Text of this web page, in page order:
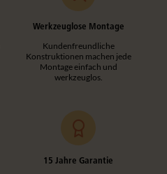
Werkzeuglose Montage
Kundenfreundliche
Konstruktionen machen jede
Montage einfach und
werkzeuglos.
15 Jahre Garantie